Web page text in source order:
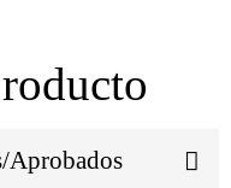
Aprobados